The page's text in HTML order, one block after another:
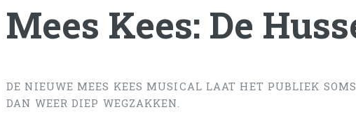
Mees Kees: De
DE NIEUWE MEES KEES MUSICAL LAAT HET PUBLIEK
DAN WEER DIEP WEGZAKKEN.